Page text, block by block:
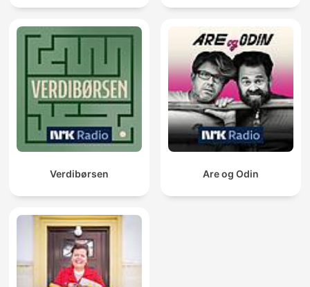
Verdibørsen Are og Odin